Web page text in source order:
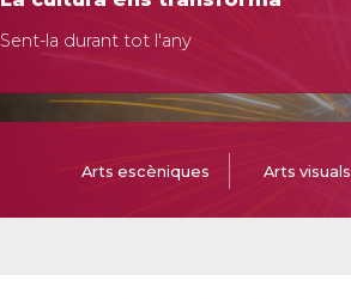
Sent-la durant tot l'any
Arts escèniques Arts visuals